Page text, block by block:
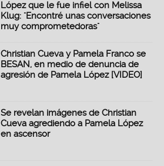
López que le fue infiel con Melissa
Klug: "Encontré unas conversaciones
muy comprometedoras"
Christian Cueva y Pamela Franco se
BESAN, en medio de denuncia de
agresión de Pamela López [VIDEO]
Se revelan imágenes de Christian
Cueva agrediendo a Pamela López
en ascensor